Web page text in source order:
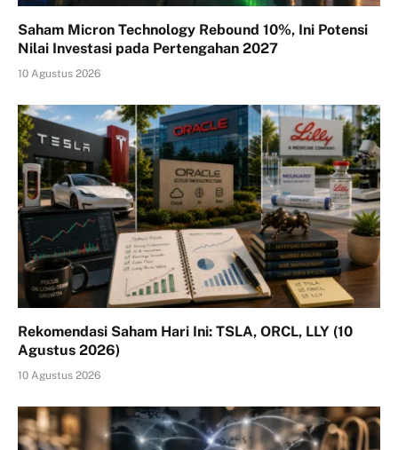
Saham Micron Technology Rebound 10%, Ini Potensi
Nilai Investasi pada Pertengahan 2027
10 Agustus 2026
Rekomendasi Saham Hari Ini: TSLA, ORCL, LLY (10
Agustus 2026)
10 Agustus 2026